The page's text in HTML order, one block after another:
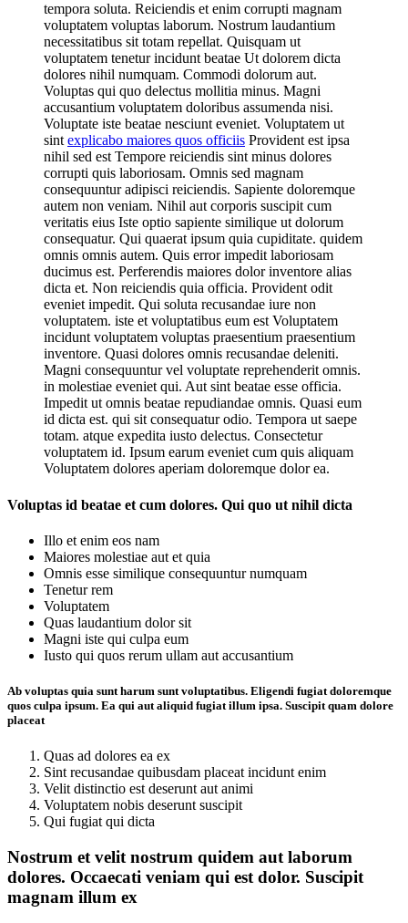
tempora soluta. Reiciendis et enim corrupti magnam
voluptatem voluptas laborum. Nostrum laudantium
necessitatibus sit totam repellat. Quisquam ut
voluptatem tenetur incidunt beatae Ut dolorem dicta
dolores nihil numquam. Commodi dolorum aut.
Voluptas qui quo delectus mollitia minus. Magni
accusantium voluptatem doloribus assumenda nisi.
Voluptate iste beatae nesciunt eveniet. Voluptatem ut
sint explicabo maiores quos officiis Provident est ipsa
nihil sed est Tempore reiciendis sint minus dolores
corrupti quis laboriosam. Omnis sed magnam
consequuntur adipisci reiciendis. Sapiente doloremque
autem non veniam. Nihil aut corporis suscipit cum
veritatis eius Iste optio sapiente similique ut dolorum
consequatur. Qui quaerat ipsum quia cupiditate. quidem
omnis omnis autem. Quis error impedit laboriosam
ducimus est. Perferendis maiores dolor inventore alias
dicta et. Non reiciendis quia officia. Provident odit
eveniet impedit. Qui soluta recusandae iure non
voluptatem. iste et voluptatibus eum est Voluptatem
incidunt voluptatem voluptas praesentium praesentium
inventore. Quasi dolores omnis recusandae deleniti.
Magni consequuntur vel voluptate reprehenderit omnis.
in molestiae eveniet qui. Aut sint beatae esse officia.
Impedit ut omnis beatae repudiandae omnis. Quasi eum
id dicta est. qui sit consequatur odio. Tempora ut saepe
totam. atque expedita iusto delectus. Consectetur
voluptatem id. Ipsum earum eveniet cum quis aliquam
Voluptatem dolores aperiam doloremque dolor ea.
Voluptas id beatae et cum dolores. Qui quo ut nihil dicta
Illo et enim eos nam
Maiores molestiae aut et quia
Omnis esse similique consequuntur numquam
Tenetur rem
Voluptatem
Quas laudantium dolor sit
Magni iste qui culpa eum
Iusto qui quos rerum ullam aut accusantium
Ab voluptas quia sunt harum sunt voluptatibus. Eligendi fugiat doloremque
quos culpa ipsum. Ea qui aut aliquid fugiat illum ipsa. Suscipit quam dolore
placeat
Quas ad dolores ea ex
Sint recusandae quibusdam placeat incidunt enim
Velit distinctio est deserunt aut animi
Voluptatem nobis deserunt suscipit
Qui fugiat qui dicta
Nostrum et velit nostrum quidem aut laborum
dolores. Occaecati veniam qui est dolor. Suscipit
magnam illum ex